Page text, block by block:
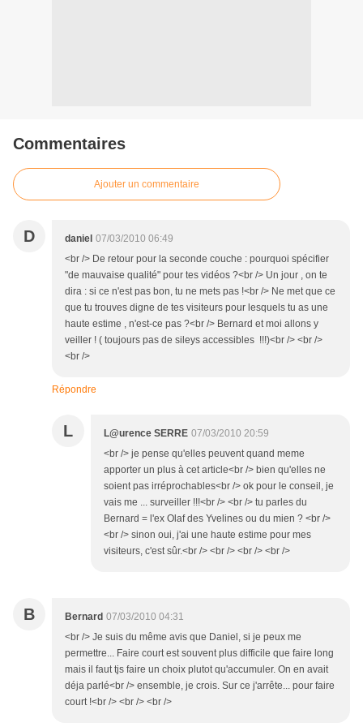
Commentaires
Ajouter un commentaire
D daniel 07/03/2010 06:49
<br /> De retour pour la seconde couche : pourquoi spécifier
"de mauvaise qualité" pour tes vidéos ?<br /> Un jour , on te
dira : si ce n'est pas bon, tu ne mets pas !<br /> Ne met que ce
que tu trouves digne de tes visiteurs pour lesquels tu as une
haute estime , n'est-ce pas ?<br /> Bernard et moi allons y
veiller ! ( toujours pas de sileys accessibles !!!)<br /> <br />
<br />
Répondre
L L@urence SERRE 07/03/2010 20:59
<br /> je pense qu'elles peuvent quand meme
apporter un plus à cet article<br /> bien qu'elles ne
soient pas irréprochables<br /> ok pour le conseil, je
vais me ... surveiller !!!<br /> <br /> tu parles du
Bernard = l'ex Olaf des Yvelines ou du mien ? <br />
<br /> sinon oui, j'ai une haute estime pour mes
visiteurs, c'est sûr.<br /> <br /> <br /> <br />
B Bernard 07/03/2010 04:31
<br /> Je suis du même avis que Daniel, si je peux me
permettre... Faire court est souvent plus difficile que faire long
mais il faut tjs faire un choix plutot qu'accumuler. On en avait
déja parlé<br /> ensemble, je crois. Sur ce j'arrête... pour faire
court !<br /> <br /> <br />